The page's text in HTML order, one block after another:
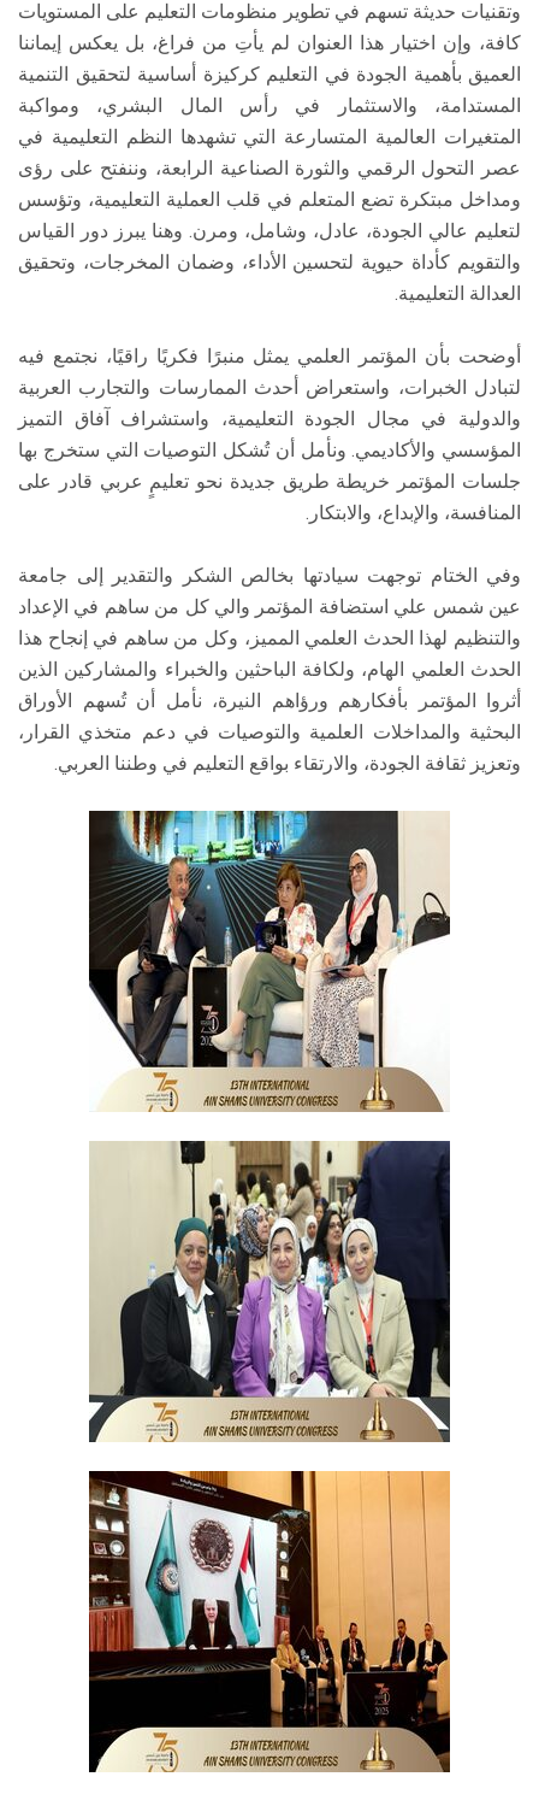
وتقنيات حديثة تسهم في تطوير منظومات التعليم على المستويات
كافة، وإن اختيار هذا العنوان لم يأتِ من فراغ، بل يعكس إيماننا
العميق بأهمية الجودة في التعليم كركيزة أساسية لتحقيق التنمية
المستدامة، والاستثمار في رأس المال البشري، ومواكبة
المتغيرات العالمية المتسارعة التي تشهدها النظم التعليمية في
عصر التحول الرقمي والثورة الصناعية الرابعة، وننفتح على رؤى
ومداخل مبتكرة تضع المتعلم في قلب العملية التعليمية، وتؤسس
لتعليم عالي الجودة، عادل، وشامل، ومرن. وهنا يبرز دور القياس
والتقويم كأداة حيوية لتحسين الأداء، وضمان المخرجات، وتحقيق
العدالة التعليمية.
أوضحت بأن المؤتمر العلمي يمثل منبرًا فكريًا راقيًا، نجتمع فيه
لتبادل الخبرات، واستعراض أحدث الممارسات والتجارب العربية
والدولية في مجال الجودة التعليمية، واستشراف آفاق التميز
المؤسسي والأكاديمي. ونأمل أن تُشكل التوصيات التي ستخرج بها
جلسات المؤتمر خريطة طريق جديدة نحو تعليمٍ عربي قادر على
المنافسة، والإبداع، والابتكار.
وفي الختام توجهت سيادتها بخالص الشكر والتقدير إلى جامعة
عين شمس علي استضافة المؤتمر والي كل من ساهم في الإعداد
والتنظيم لهذا الحدث العلمي المميز، وكل من ساهم في إنجاح هذا
الحدث العلمي الهام، ولكافة الباحثين والخبراء والمشاركين الذين
أثروا المؤتمر بأفكارهم ورؤاهم النيرة، نأمل أن تُسهم الأوراق
البحثية والمداخلات العلمية والتوصيات في دعم متخذي القرار،
وتعزيز ثقافة الجودة، والارتقاء بواقع التعليم في وطننا العربي.